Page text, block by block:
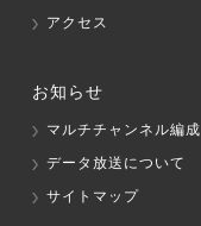
アクセス
お知らせ
マルチチャンネル編成
データ放送について
サイトマップ